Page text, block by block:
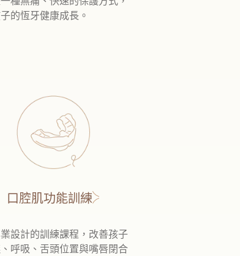
的恆牙健康成長。
口腔肌功能訓練
設計的訓練課程，改善孩子
呼吸、舌頭位置與嘴唇閉合